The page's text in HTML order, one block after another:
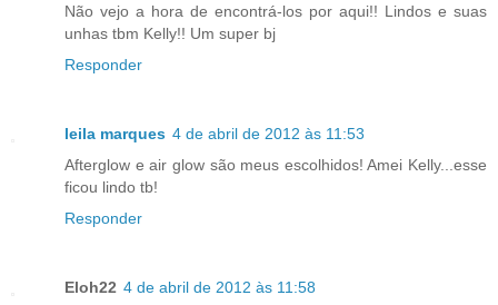
Não vejo a hora de encontrá-los por aqui!! Lindos e suas
unhas tbm Kelly!! Um super bj
Responder
leila marques 4 de abril de 2012 às 11:53
Afterglow e air glow são meus escolhidos! Amei Kelly...esse
ficou lindo tb!
Responder
Eloh22 4 de abril de 2012 às 11:58